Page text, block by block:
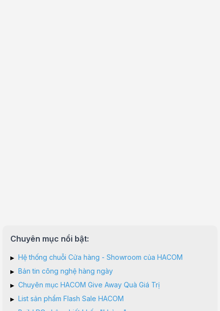
Chuyên mục nổi bật:
▸ Hệ thống chuỗi Cửa hàng - Showroom của HACOM
▸ Bản tin công nghệ hàng ngày
▸ Chuyên mục HACOM Give Away Quà Giá Trị
▸ List sản phẩm Flash Sale HACOM